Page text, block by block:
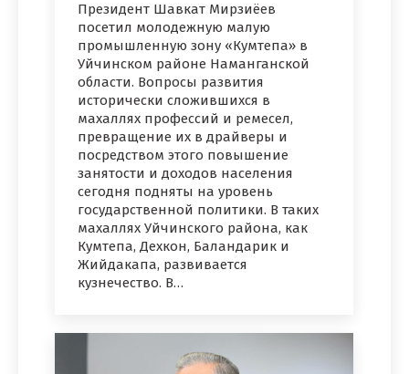
Президент Шавкат Мирзиёев
посетил молодежную малую
промышленную зону «Кумтепа» в
Уйчинском районе Наманганской
области. Вопросы развития
исторически сложившихся в
махаллях профессий и ремесел,
превращение их в драйверы и
посредством этого повышение
занятости и доходов населения
сегодня подняты на уровень
государственной политики. В таких
махаллях Уйчинского района, как
Кумтепа, Дехкон, Баландарик и
Жийдакапа, развивается
кузнечество. В…